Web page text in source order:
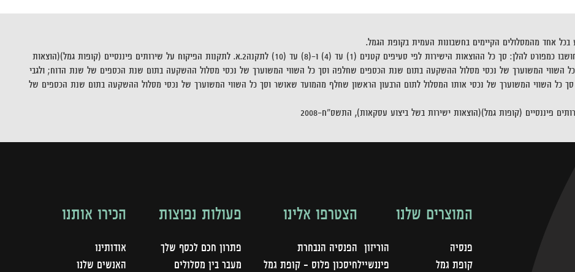
בכל אחד מהמסלולים הקיימים בחשבונות העמית בקופת הגמל.
**שיעור ההוצאות לניהול ההשקעות לכל אחד ממסלולי ההשקעה יחושבו כמפורט להלן: סך כל ההוצאות הישירות לפי סעיפים קטנים (1) עד (4) ו-(8) עד (10) לתקנה2.א. לתקנות הפיקוח על שירותים פיננסיים (קופות גמל)(הוצאות
התשס"ח-2008, חלקי ממוצע של סך כל השווי המשוערך של נכסי מסלול ההשקעה בתום שנת הכספים שחלפה וסך כל השווי המשוערך של נכסי מסלול ההשקעה בתום שנת הכספים של שנת הדוח; ולגבי
השווי המשוערך של נכסי אותו המסלול לתום הרבעון הראשון שחלף מהמועד שאושר וסך כל השווי המשוערך של נכסי מסלול ההשקעה בתום שנת הכספים של
פיננסיים (קופות גמל)(הוצאות ישירות בשל ביצוע עסקאות), התשס"ח-2008
המוצרים שלנו
פנסיה
קופת גמל
הוריזון
פיננשייל
הצטרפו אלינו
הפנסיה הנבחרת
חיסכון פלוס - קופת גמל
פעולות נפוצות
פתרון חכם לכסף שלך
מעבר בין מסלולים
הכירו אותנו
אודותינו
האנשים שלנו